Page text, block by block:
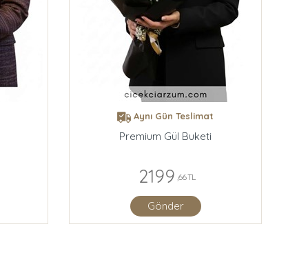
Aynı Gün Teslimat
Premium Gül Buketi
2199 ,66 TL
Gönder